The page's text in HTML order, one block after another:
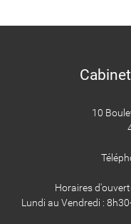
10
Horaires
Lundi au Vendredi :